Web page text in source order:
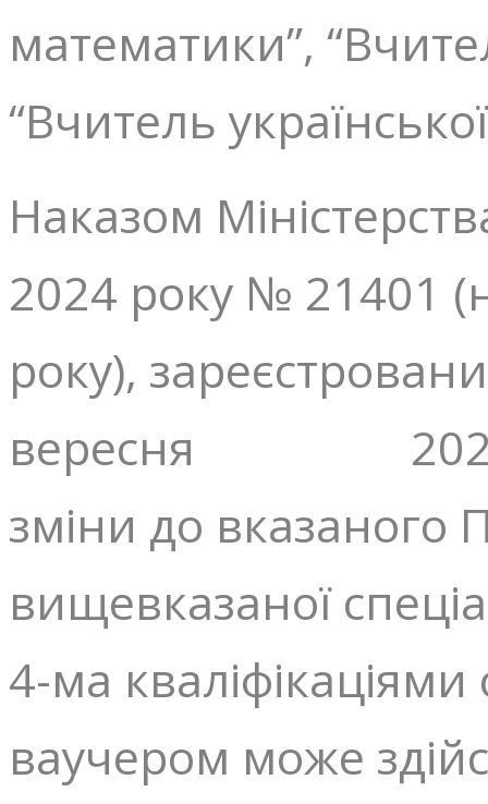
математики”,
“Вчитель
Наказом
2024 року № 21401
року),
вересня 2024
зміни до вказаного
вищевказаної
4-ма
ваучером може